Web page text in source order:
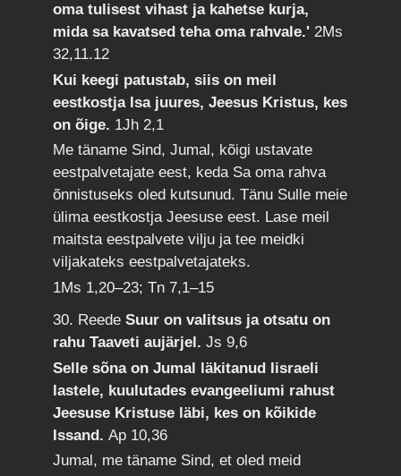
oma tulisest vihast ja kahetse kurja,
mida sa kavatsed teha oma rahvale.'2Ms
32,11.12
Kui keegi patustab, siis on meil
eestkostja Isa juures, Jeesus Kristus, kes
on õige. 1Jh 2,1
Me täname Sind, Jumal, kõigi ustavate
eestpalvetajate eest, keda Sa oma rahva
õnnistuseks oled kutsunud. Tänu Sulle meie
ülima eestkostja Jeesuse eest. Lase meil
maitsta eestpalvete vilju ja tee meidki
viljakateks eestpalvetajateks.
1Ms 1,20–23; Tn 7,1–15
30. ReedeSuur on valitsus ja otsatu on
rahu Taaveti aujärjel.Js 9,6
Selle sõna on Jumal läkitanud Iisraeli
lastele, kuulutades evangeeliumi rahust
Jeesuse Kristuse läbi, kes on kõikide
Issand.Ap 10,36
Jumal, me täname Sind, et oled meid